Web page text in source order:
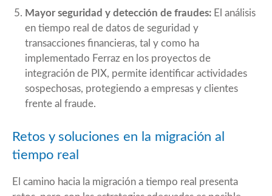
Mayor seguridad y detección de fraudes: El análisis
en tiempo real de datos de seguridad y
transacciones financieras, tal y como ha
implementado Ferraz en los proyectos de
integración de PIX, permite identificar actividades
sospechosas, protegiendo a empresas y clientes
frente al fraude.
Retos y soluciones en la migración al
tiempo real
El camino hacia la migración a tiempo real presenta